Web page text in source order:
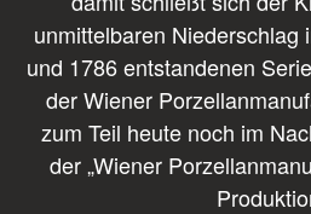
unmittelbaren Niederschlag
und 1786 entstandenen
der Wiener
zum Teil heute noch im
der „Wiener